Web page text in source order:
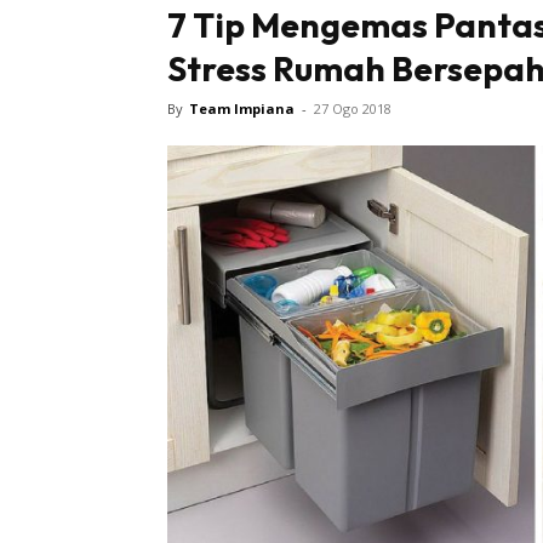
Inspirasi
DIY
7 Tip Mengemas
Stress Rumah
By Team Impiana - 27 Ogo 2018